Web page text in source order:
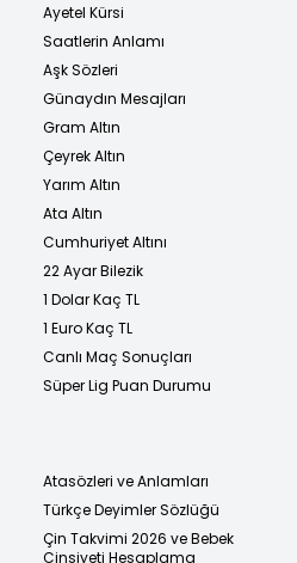
Ayetel Kürsi
Saatlerin Anlamı
Aşk Sözleri
Günaydın Mesajları
Gram Altın
Çeyrek Altın
Yarım Altın
Ata Altın
Cumhuriyet Altını
22 Ayar Bilezik
1 Dolar Kaç TL
1 Euro Kaç TL
Canlı Maç Sonuçları
Süper Lig Puan Durumu
Atasözleri ve Anlamları
Türkçe Deyimler Sözlüğü
Çin Takvimi 2026 ve Bebek
Cinsiyeti Hesaplama